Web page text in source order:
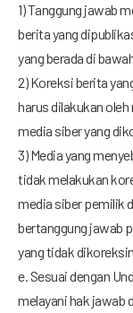
1) Tanggung jawab
berita yang
yang berada di
2) Koreksi berita
harus dilakukan
media siber yang
3) Media yang
tidak melakukan
media siber pemilik
bertanggung jawab
yang tidak
e. Sesuai dengan
melayani hak jawab